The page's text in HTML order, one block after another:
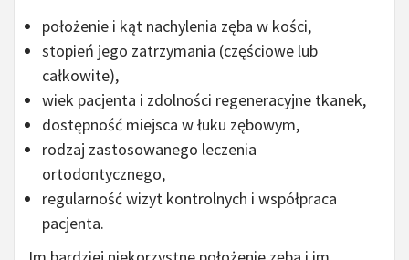
położenie i kąt nachylenia zęba w kości,
stopień jego zatrzymania (częściowe lub
całkowite),
wiek pacjenta i zdolności regeneracyjne tkanek,
dostępność miejsca w łuku zębowym,
rodzaj zastosowanego leczenia
ortodontycznego,
regularność wizyt kontrolnych i współpraca
pacjenta.